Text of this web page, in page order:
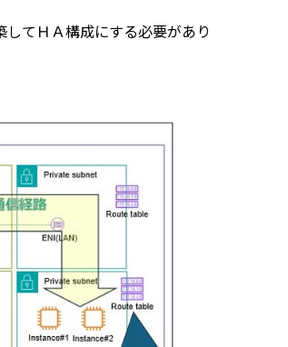
てＨＡ構成にする必要があり